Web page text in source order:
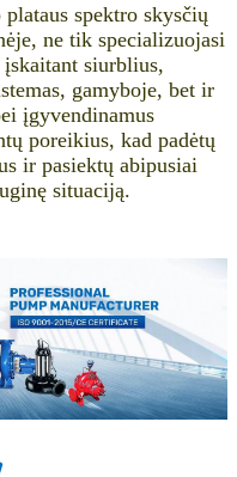
spektro skysčių
ne tik specializuojasi
siurblius,
gamyboje, bet ir
įgyvendinamus
poreikius, kad padėtų
ir pasiektų abipusiai
situaciją.